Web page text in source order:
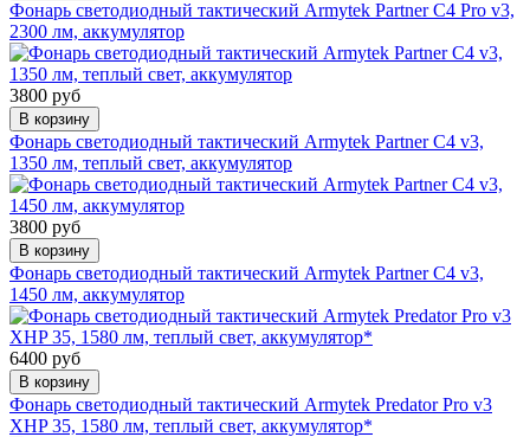
Фонарь светодиодный тактический Armytek Partner C4 Pro v3,
2300 лм, аккумулятор
3800 руб
В корзину
Фонарь светодиодный тактический Armytek Partner C4 v3,
1350 лм, теплый свет, аккумулятор
3800 руб
В корзину
Фонарь светодиодный тактический Armytek Partner C4 v3,
1450 лм, аккумулятор
6400 руб
В корзину
Фонарь светодиодный тактический Armytek Predator Pro v3
XHP 35, 1580 лм, теплый свет, аккумулятор*